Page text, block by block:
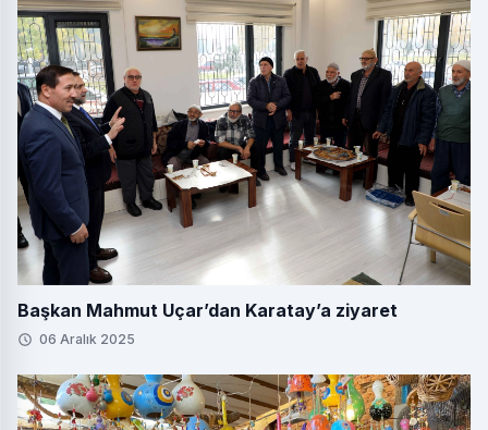
Başkan Mahmut Uçar’dan Karatay’a ziyaret
06 Aralık 2025